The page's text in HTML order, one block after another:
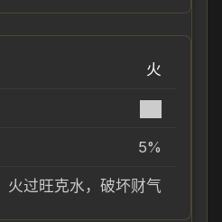
火
5%
火过旺克水，破坏财气